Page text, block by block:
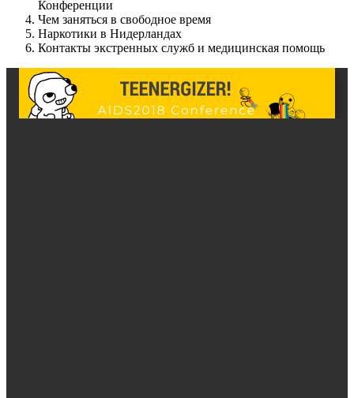
Конференции
Чем заняться в свободное время
Наркотики в Нидерландах
Контакты экстренных служб и медицинская помощь